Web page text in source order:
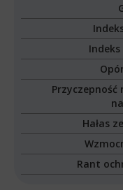
Przyczepność
Hałas
Rant